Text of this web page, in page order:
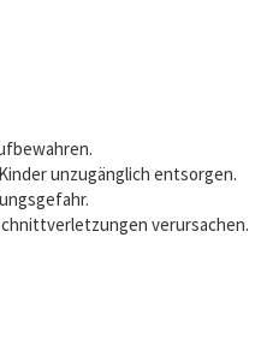
unzugänglich entsorgen.
verursachen.